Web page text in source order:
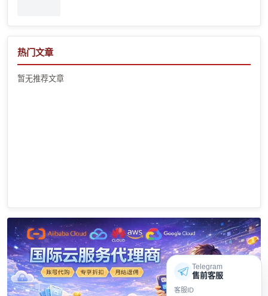
热门文章
暂无推荐文章
Telegram
售前客服
客服ID